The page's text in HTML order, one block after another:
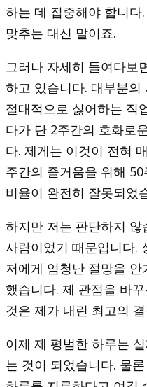
하는 데 집중해야 합니
맞추는 대신 말이죠.
그러나 자세히 들여다보
하고 있습니다. 대부분
절대적으로 싫어하는 직
다가 단 2주간의 호화로
다. 제게는 이것이 전혀
주간의 즐거움을 위해
비율이 완전히 잘못되었
하지만 저는 판단하지
사람이었기 때문입니다.
저에게 엄청난 절망을
했습니다. 제 관점을 바
것은 제가 내린 최고의
이제 제 평범한 하루는
는 것이 되었습니다. 물